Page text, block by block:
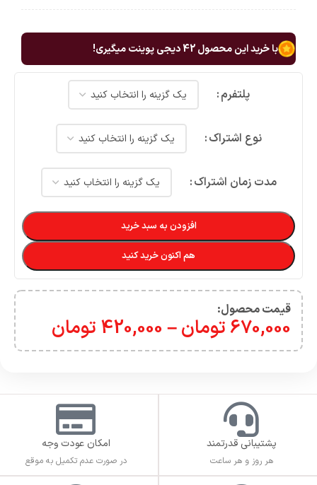
با خرید این محصول42دیجی پوینت میگیری!
پلتفرم
نوع اشتراک
مدت زمان اشتراک
افزودن به سبد خرید
هم اکنون خرید کنید
قیمت محصول:​
670,000تومان–
420,000 تومان
پشتیبانی قدرتمند
هر روز و هر ساعت
امکان عودت وجه
در صورت عدم تکمیل به موقع